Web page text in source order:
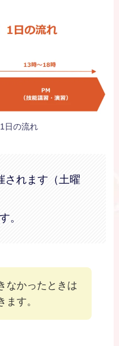
日の流れ
されます（土曜
。
なかったときは
ます。